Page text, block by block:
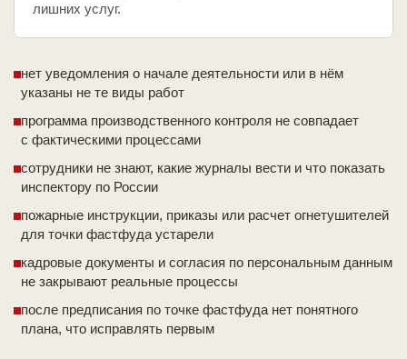
лишних услуг.
нет уведомления о начале деятельности или в нём
указаны не те виды работ
программа производственного контроля не совпадает
с фактическими процессами
сотрудники не знают, какие журналы вести и что показать
инспектору по России
пожарные инструкции, приказы или расчет огнетушителей
для точки фастфуда устарели
кадровые документы и согласия по персональным данным
не закрывают реальные процессы
после предписания по точке фастфуда нет понятного
плана, что исправлять первым